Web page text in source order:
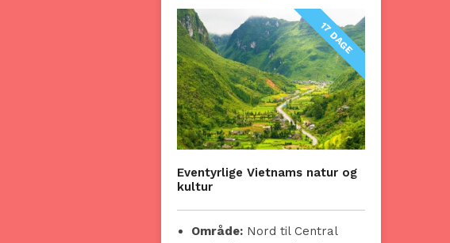
17 DAGE
Eventyrlige Vietnams natur og
kultur
Område:Nord til Central